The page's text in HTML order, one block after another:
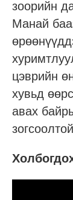
зоорийн
Манай
цэврийн
хувьд
авах